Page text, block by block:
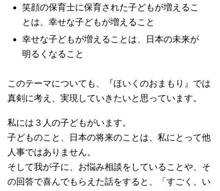
笑顔の保育士に保育された子どもが増えるこ
とは、幸せな子どもが増えること
幸せな子どもが増えることは、日本の未来が
明るくなること
このテーマについても、『ほいくのおまもり』では
真剣に考え、実現していきたいと思っています。
私には３人の子どもがいます。
子どものこと、日本の将来のことは、私にとって他
人事ではありません。
そして我が子に、お悩み相談をしていることや、そ
の回答で喜んでもらえた話をすると、「すごく、い